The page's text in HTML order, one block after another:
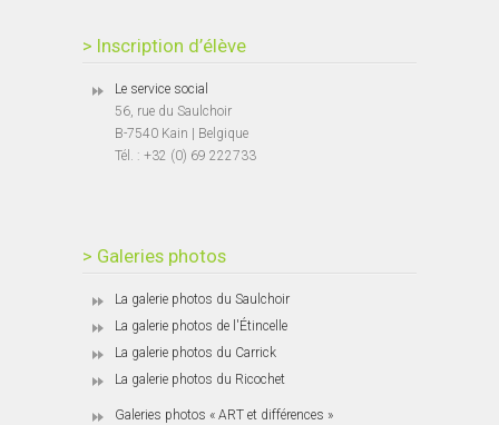
> Inscription d’élève
Le service social
56, rue du Saulchoir
B-7540 Kain | Belgique
Tél. : +32 (0) 69 222733
> Galeries photos
La galerie photos du Saulchoir
La galerie photos de l'Étincelle
La galerie photos du Carrick
La galerie photos du Ricochet
Galeries photos « ART et différences »